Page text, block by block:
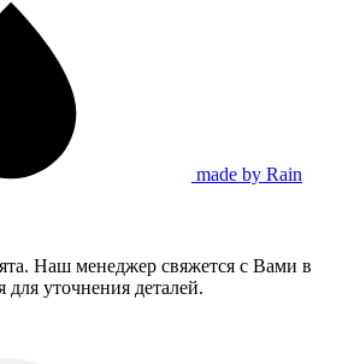
made by Rain
Наш менеджер свяжется с Вами в
уточнения деталей.